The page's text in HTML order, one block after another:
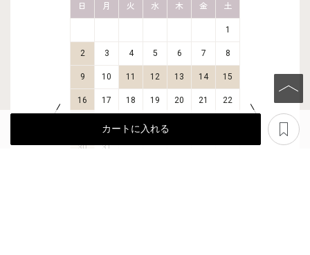
カートに入れる
日 月 火 水 木 金 土
1
2 3 4 5 6 7 8
9 10 11 12 13 14 15
16 17 18 19 20 21 22
24 25 26
30 31
14
27 28